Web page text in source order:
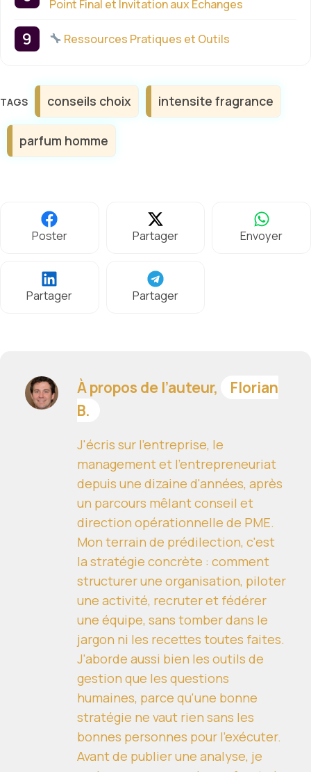
Point Final et Invitation aux Échanges
Ressources Pratiques et Outils
Étiquettes
conseils choix intensite fragrance
parfum homme
Poster Partager Envoyer
Partager Partager
À propos de l’auteur,
Florian
B.
J'écris sur l'entreprise, le
management et l'entrepreneuriat
depuis une dizaine d'années, après
un parcours mêlant conseil et
direction opérationnelle de PME.
Mon terrain de prédilection, c'est
la stratégie concrète : comment
structurer une organisation, piloter
une activité, recruter et fédérer
une équipe, sans tomber dans le
jargon ni les recettes toutes faites.
J'aborde aussi bien les outils de
gestion que les questions
humaines, parce qu'une bonne
stratégie ne vaut rien sans les
bonnes personnes pour l'exécuter.
Avant de publier une analyse, je